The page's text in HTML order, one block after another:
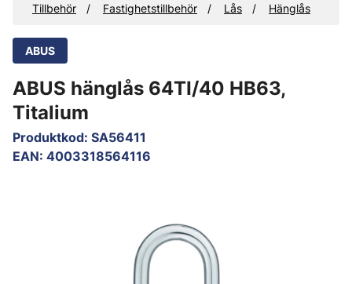
Tillbehör Fastighetstillbehör Lås Hänglås
ABUS
ABUS hänglås 64TI/40 HB63,
Titalium
Produktkod: SA56411
EAN: 4003318564116